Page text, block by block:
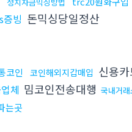
빙 돈믹싱당일정산
코인 코인해외지갑매입 신용
체 밈코인전송대행 국내거
는곳